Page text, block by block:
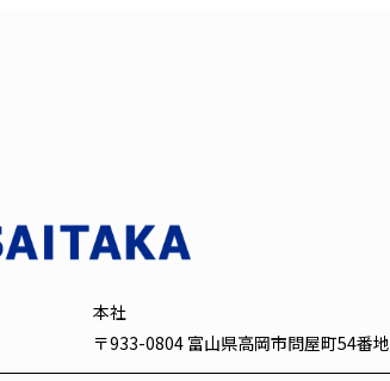
本社
〒933-0804 富山県高岡市問屋町54番地